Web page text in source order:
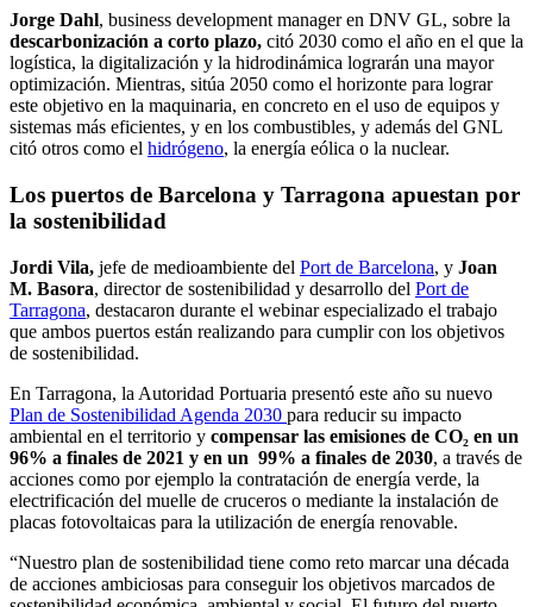
Jorge Dahl, business development manager en DNV GL, sobre la
descarbonización a corto plazo, citó 2030 como el año en el que la
logística, la digitalización y la hidrodinámica lograrán una mayor
optimización. Mientras, sitúa 2050 como el horizonte para lograr
este objetivo en la maquinaria, en concreto en el uso de equipos y
sistemas más eficientes, y en los combustibles, y además del GNL
citó otros como el hidrógeno, la energía eólica o la nuclear.
Los puertos de Barcelona y Tarragona apuestan por
la sostenibilidad
Jordi Vila, jefe de medioambiente del Port de Barcelona, y Joan
M. Basora, director de sostenibilidad y desarrollo del Port de
Tarragona, destacaron durante el webinar especializado el trabajo
que ambos puertos están realizando para cumplir con los objetivos
de sostenibilidad.
En Tarragona, la Autoridad Portuaria presentó este año su nuevo
Plan de Sostenibilidad Agenda 2030 para reducir su impacto
ambiental en el territorio y compensar las emisiones de CO₂ en un
96% a finales de 2021 y en un 99% a finales de 2030, a través de
acciones como por ejemplo la contratación de energía verde, la
electrificación del muelle de cruceros o mediante la instalación de
placas fotovoltaicas para la utilización de energía renovable.
“Nuestro plan de sostenibilidad tiene como reto marcar una década
de acciones ambiciosas para conseguir los objetivos marcados de